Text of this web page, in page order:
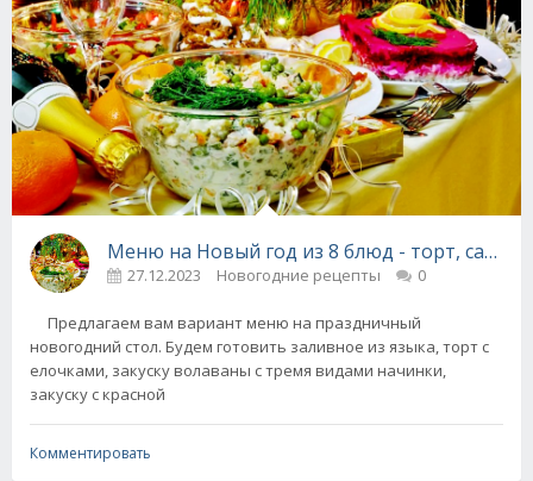
Меню на Новый год из 8 блюд - торт, салаты
27.12.2023 Новогодние рецепты 0
Предлагаем вам вариант меню на праздничный
новогодний стол. Будем готовить заливное из языка, торт с
елочками, закуску волаваны с тремя видами начинки,
закуску с красной
Комментировать